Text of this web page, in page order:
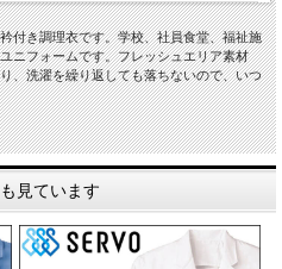
付き調理衣です。学校、社員食堂、福祉施
ニフォームです。フレッシュエリア素材
、洗濯を繰り返しても落ちないので、いつ
見ています